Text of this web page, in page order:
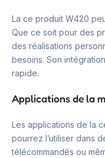
La ce produit W420
Que ce soit pour des
des réalisations
besoins. Son
rapide.
Applications de la
Les applications de la
pourrez l’utiliser dans
télécommandés ou